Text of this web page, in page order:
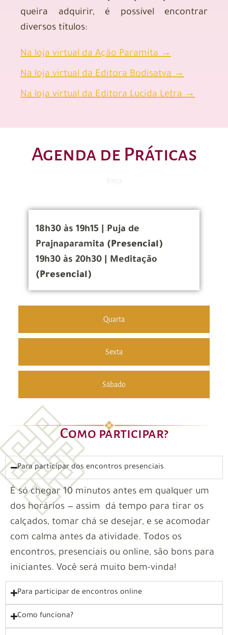
queira adquirir, é possível encontrar
diversos títulos:
Na loja virtual da Ação Paramita →
Na loja virtual da Editora Bodisatva →
Na loja virtual da Editora Lucida Letra →
Agenda de Práticas
Quarta
Sexta
Sábado
18h30 às 19h15 | Puja de
Prajnaparamita (Presencial)
19h30 às 20h30 | Meditação
(Presencial)
Como participar?
Para participar dos encontros presenciais
É só chegar 10 minutos antes em qualquer um
dos horários — assim dá tempo para tirar os
calçados, tomar chá se desejar, e se acomodar
com calma antes da atividade. Todos os
encontros, presenciais ou online, são bons para
iniciantes. Você será muito bem-vinda!
Para participar de encontros online
Como funciona?